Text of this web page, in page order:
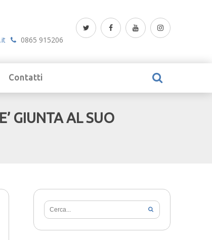
0865 915206
Contatti
GIUNTA AL SUO